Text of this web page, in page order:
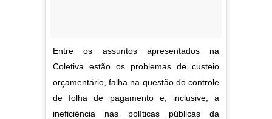
Entre os assuntos apresentados na
Coletiva estão os problemas de custeio
orçamentário, falha na questão do controle
de folha de pagamento e, inclusive, a
ineficiência nas políticas públicas da